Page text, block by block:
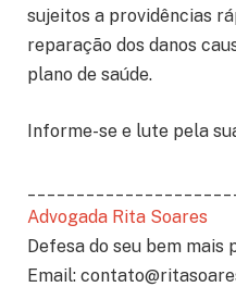
sujeitos a providências
reparação dos danos
plano de saúde.
Informe-se e lute pela
Advogada Rita Soares
Defesa do seu bem mais
Email: